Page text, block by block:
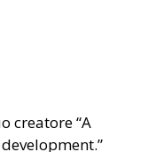
creatore “A